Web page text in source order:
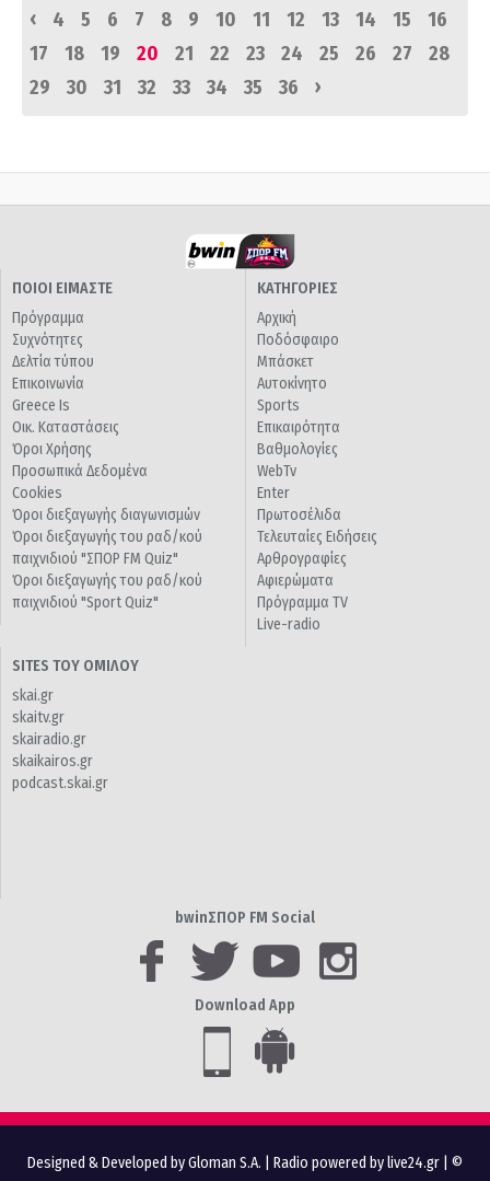
‹
4 5 6 7 8 9 10 11 12 13 14 15
16
17
18 19 20 21 22 23 24 25 26 27
28
29
30 31 32 33 34 35 36 ›
ΠΟΙΟΙ ΕΙΜΑΣΤΕ
Πρόγραμμα
Συχνότητες
Δελτία τύπου
Επικοινωνία
Greece Is
Οικ. Καταστάσεις
Όροι Χρήσης
Προσωπικά Δεδομένα
Cookies
Όροι διεξαγωγής διαγωνισμών
Όροι διεξαγωγής του ραδ/κού
παιχνιδιού "ΣΠΟΡ FM Quiz"
Όροι διεξαγωγής του ραδ/κού
παιχνιδιού "Sport Quiz"
ΚΑΤΗΓΟΡΙΕΣ
Αρχική
Ποδόσφαιρο
Μπάσκετ
Αυτοκίνητο
Sports
Επικαιρότητα
Βαθμολογίες
WebTv
Enter
Πρωτοσέλιδα
Τελευταίες Ειδήσεις
Αρθρογραφίες
Αφιερώματα
Πρόγραμμα TV
Live-radio
SITES ΤΟΥ ΟΜΙΛΟΥ
skai.gr
skaitv.gr
skairadio.gr
skaikairos.gr
podcast.skai.gr
bwinΣΠΟΡ FM Social
Download App
Designed & Developed by Gloman S.A. Radio powered by live24.gr | ©